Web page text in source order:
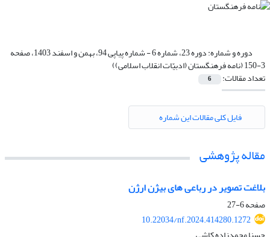
دوره و شماره: دوره 23، شماره 6 - شماره پیاپی 94، بهمن و اسفند 1403، صفحه
3-150 (نامه فرهنگستان (ادبیّات انقلاب اسلامی))
تعداد مقالات: 6
فایل کلی مقالات این شماره
مقاله پژوهشی
بلاغت تصویر در رباعی های بیژن ارژن
صفحه6-27
10.22034/nf.2024.414280.1272